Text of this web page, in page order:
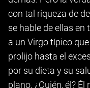
con tal riqueza de
se hable de ellas
a un Virgo típico
prolijo hasta el
por su dieta y su
plano. ¿Quién, él?